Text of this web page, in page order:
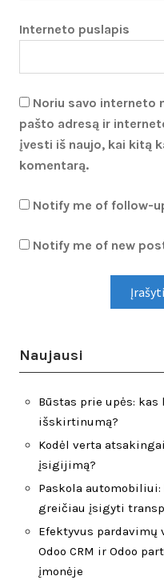
Interneto puslapis
Noriu savo interneto
pašto adresą ir
įvesti iš naujo, kai kitą
komentarą.
Notify me of follow-
Notify me of new
Naujausi
Būstas prie upės:
išskirtinumą?
Kodėl verta
įsigijimą?
Paskola
greičiau įsigyti
Efektyvus pardavimų
Odoo CRM ir Odoo
įmonėje